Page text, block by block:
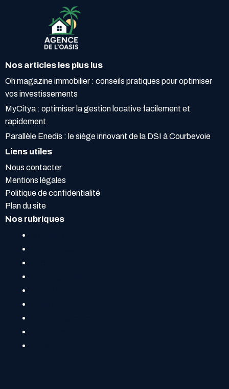
Nos articles les plus lus
Oh magazine immobilier : conseils pratiques pour optimiser
vos investissements
MyCitya : optimiser la gestion locative facilement et
rapidement
Parallèle Enedis : le siège innovant de la DSI à Courbevoie
Liens utiles
Nous contacter
Mentions légales
Politique de confidentialité
Plan du site
Nos rubriques